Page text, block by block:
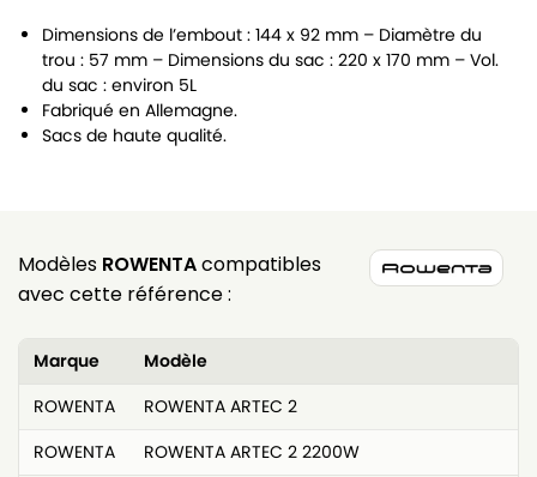
Dimensions de l’embout : 144 x 92 mm – Diamètre du
trou : 57 mm – Dimensions du sac : 220 x 170 mm – Vol.
du sac : environ 5L
Fabriqué en Allemagne.
Sacs de haute qualité.
Modèles ROWENTAcompatibles
avec cette référence :
Marque
Modèle
ROWENTA
ROWENTA ARTEC 2
ROWENTA
ROWENTA ARTEC 2 2200W